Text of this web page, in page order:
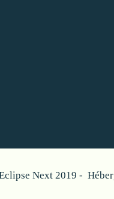
Next 2019 -